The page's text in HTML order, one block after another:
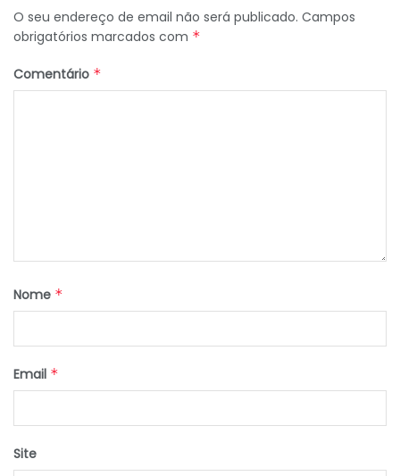
O seu endereço de email não será publicado. Campos
obrigatórios marcados com *
Comentário *
Nome *
Email *
Site